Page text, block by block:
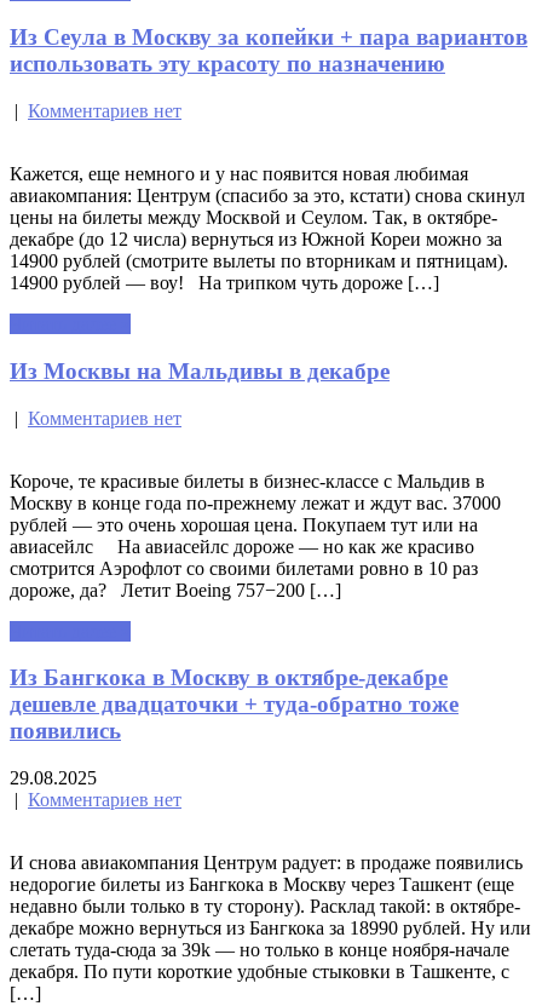
Из Сеула в Москву за копейки + пара вариантов
использовать эту красоту по назначению
| Комментариев нет
Кажется, еще немного и у нас появится новая любимая
авиакомпания: Центрум (спасибо за это, кстати) снова скинул
цены на билеты между Москвой и Сеулом. Так, в октябре-
декабре (до 12 числа) вернуться из Южной Кореи можно за
14900 рублей (смотрите вылеты по вторникам и пятницам).
14900 рублей — воу! На трипком чуть дороже […]
Из Москвы на Мальдивы в декабре
| Комментариев нет
Короче, те красивые билеты в бизнес-классе с Мальдив в
Москву в конце года по-прежнему лежат и ждут вас. 37000
рублей — это очень хорошая цена. Покупаем тут или на
авиасейлс На авиасейлс дороже — но как же красиво
смотрится Аэрофлот со своими билетами ровно в 10 раз
дороже, да? Летит Boeing 757−200 […]
Из Бангкока в Москву в октябре-декабре
дешевле двадцаточки + туда-обратно тоже
появились
29.08.2025
| Комментариев нет
И снова авиакомпания Центрум радует: в продаже появились
недорогие билеты из Бангкока в Москву через Ташкент (еще
недавно были только в ту сторону). Расклад такой: в октябре-
декабре можно вернуться из Бангкока за 18990 рублей. Ну или
слетать туда-сюда за 39k — но только в конце ноября-начале
декабря. По пути короткие удобные стыковки в Ташкенте, с
[…]